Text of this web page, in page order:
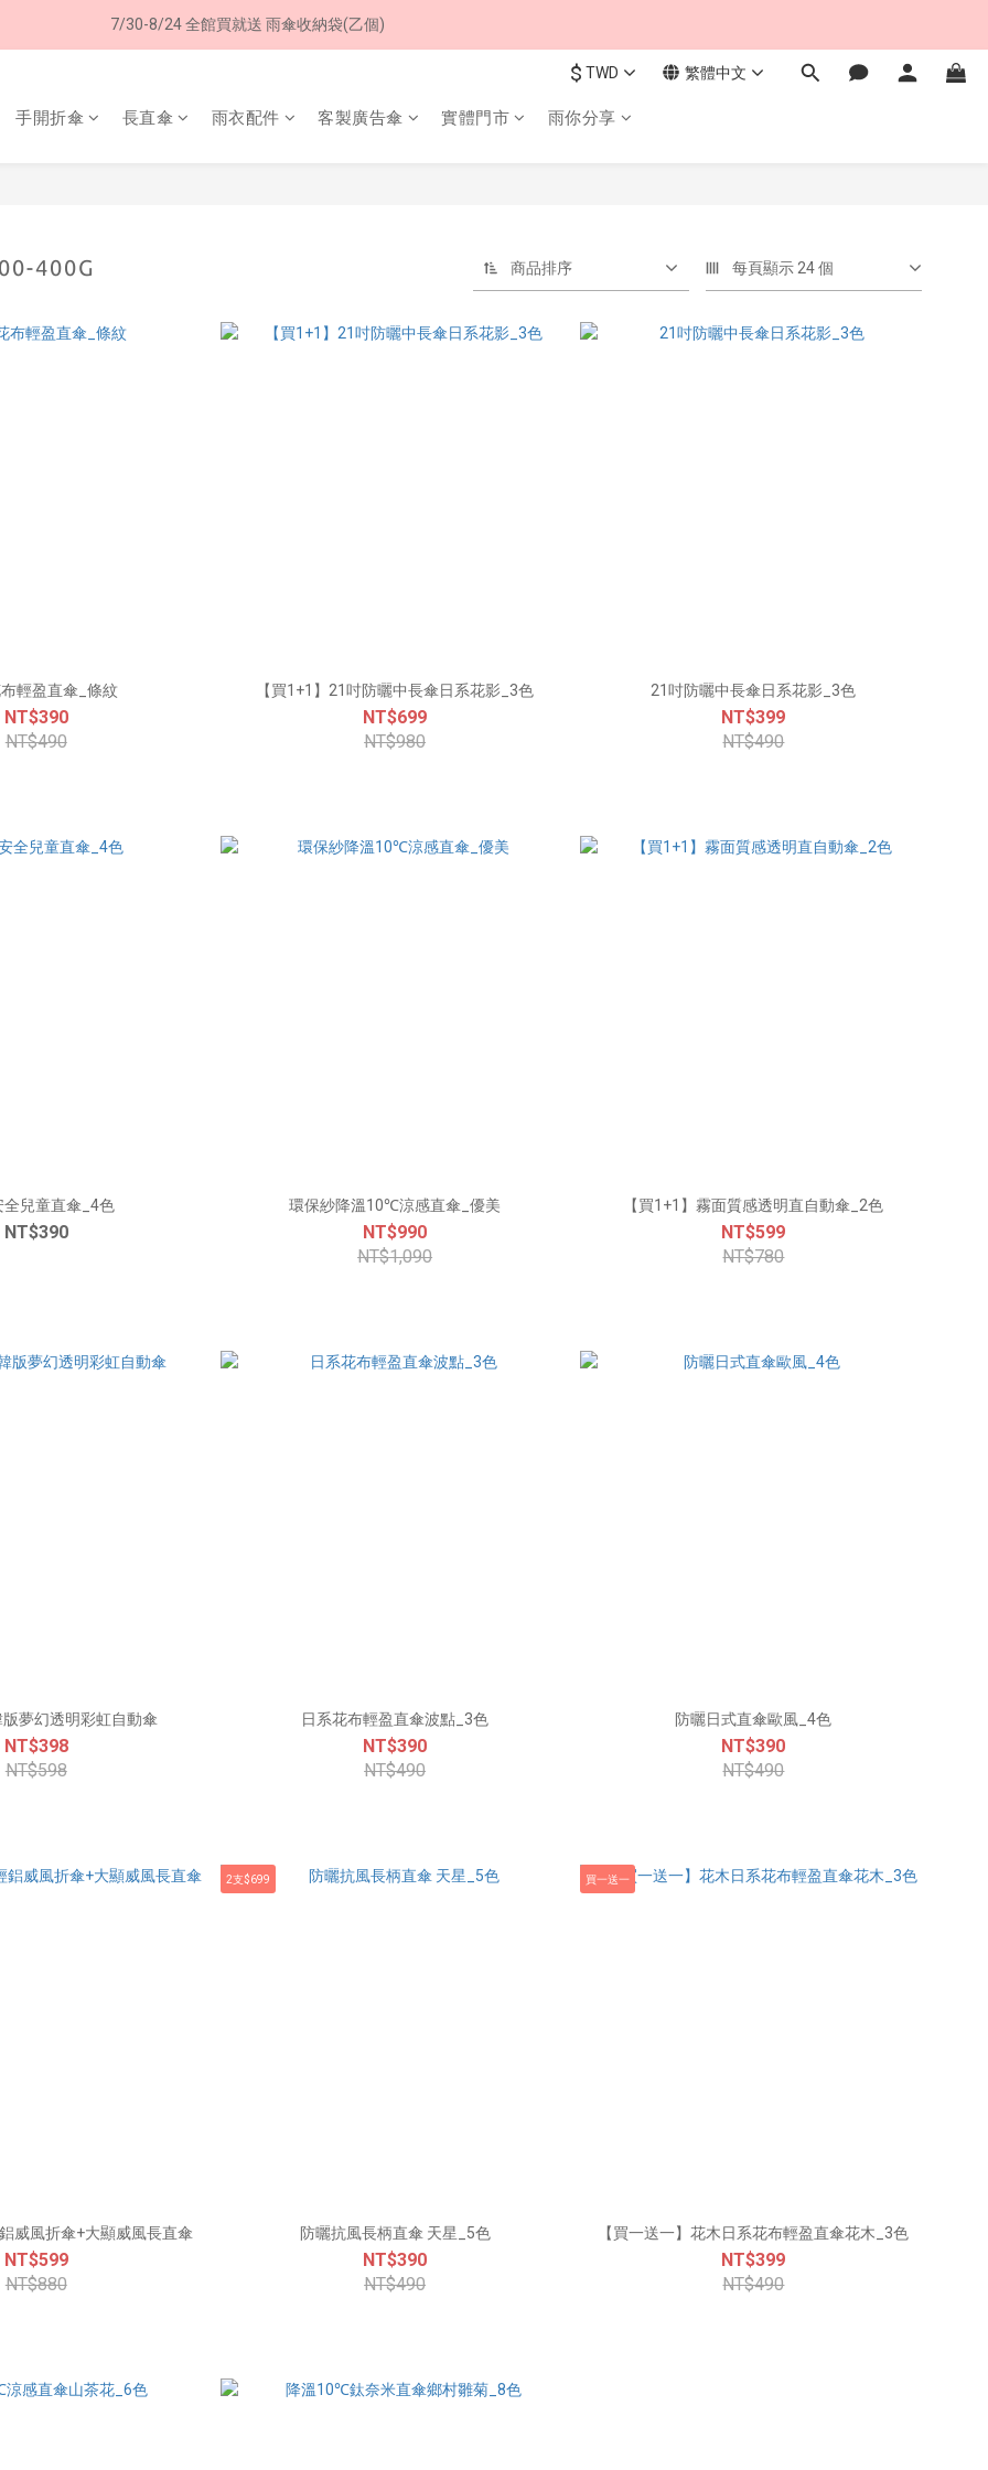
8/8 父親節限定 超商取貨免運費
7/30-8/24 全館買就送 雨傘收納袋(乙個)
$ TWD 繁體中文
手開折傘 長直傘 雨衣配件 客製廣告傘 實體門市 雨你分享
400G 商品排序 每頁顯示 24 個
輕盈直傘_條紋
NT$390
NT$490
【買1+1】21吋防曬中長傘日系花影_3色
NT$699
NT$980
21吋防曬中長傘日系花影_3色
NT$399
NT$490
全兒童直傘_4色
NT$390
環保紗降溫10℃涼感直傘_優美
NT$990
NT$1,090
【買1+1】霧面質感透明直自動傘_2色
NT$599
NT$780
夢幻透明彩虹自動傘
NT$398
NT$598
日系花布輕盈直傘波點_3色
NT$390
NT$490
防曬日式直傘歐風_4色
NT$390
NT$490
威風折傘+大顯威風長直傘
NT$599
NT$880
2支$699
防曬抗風長柄直傘 天星_5色
NT$390
NT$490
買一送一
【買一送一】花木日系花布輕盈直傘花木_3色
NT$399
NT$490